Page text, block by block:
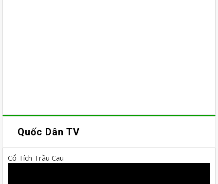
Quốc Dân TV
Cổ Tích Trầu Cau